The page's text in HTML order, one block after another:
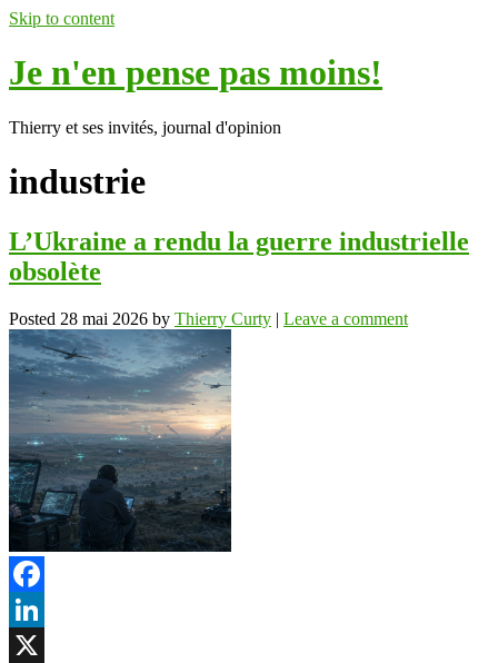
Skip to content
Je n'en pense pas moins!
Thierry et ses invités, journal d'opinion
industrie
L’Ukraine a rendu la guerre industrielle
obsolète
Posted 28 mai 2026 by Thierry Curty | Leave a comment
Facebook
LinkedIn